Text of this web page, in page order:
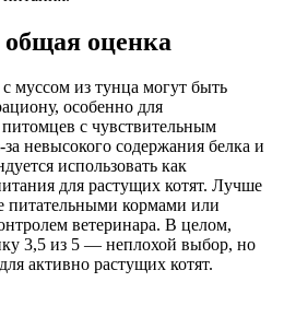
оценка
муссом из тунца могут быть
особенно для
с чувствительным
невысокого содержания белка и
использовать как
для растущих котят. Лучше
питательными кормами или
ветеринара. В целом,
3,5 из 5 — неплохой выбор, но
активно растущих котят.